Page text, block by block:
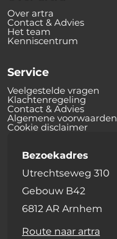
Over artra
Contact & Advies
Het team
Kenniscentrum
Service
Veelgestelde vragen
Klachtenregeling
Contact & Advies
Algemene voorwaarden
Cookie disclaimer
Bezoekadres
Utrechtseweg 310
Gebouw B42
6812 AR Arnhem
Route naar artra